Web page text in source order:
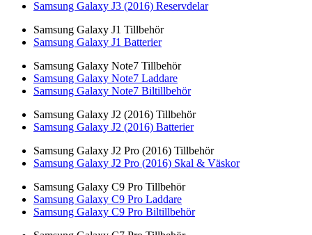
Samsung Galaxy J3 (2016) Reservdelar
Samsung Galaxy J1 Tillbehör
Samsung Galaxy J1 Batterier
Samsung Galaxy Note7 Tillbehör
Samsung Galaxy Note7 Laddare
Samsung Galaxy Note7 Biltillbehör
Samsung Galaxy J2 (2016) Tillbehör
Samsung Galaxy J2 (2016) Batterier
Samsung Galaxy J2 Pro (2016) Tillbehör
Samsung Galaxy J2 Pro (2016) Skal & Väskor
Samsung Galaxy C9 Pro Tillbehör
Samsung Galaxy C9 Pro Laddare
Samsung Galaxy C9 Pro Biltillbehör